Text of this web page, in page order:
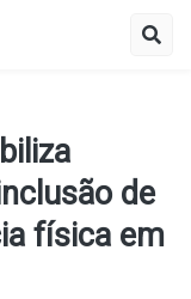
de
física em